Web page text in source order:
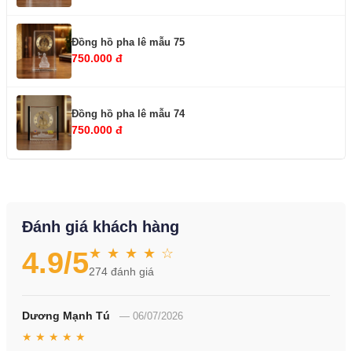
Đồng hồ pha lê mẫu 75
750.000 đ
Đồng hồ pha lê mẫu 74
750.000 đ
Đánh giá khách hàng
4.9/5★ ★ ★ ★ ☆
274 đánh giá
Dương Mạnh Tú — 06/07/2026
★ ★ ★ ★ ★